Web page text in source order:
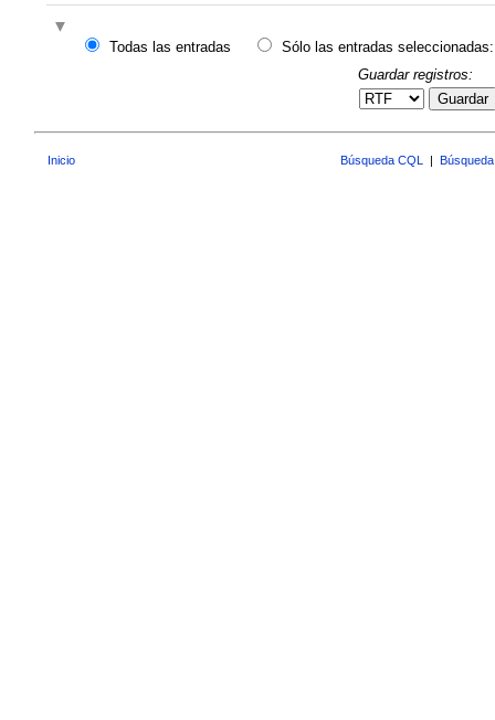
Todas las entradas
Sólo las entradas seleccionadas:
Guardar registros:
Guardar
Inicio Búsqueda CQL